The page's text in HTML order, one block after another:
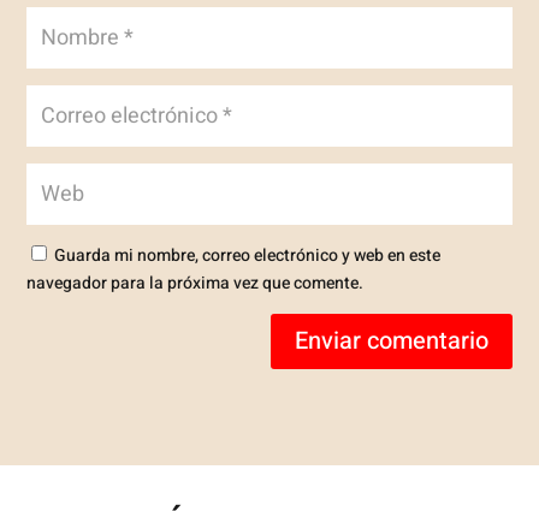
Guarda mi nombre, correo electrónico y web en este
navegador para la próxima vez que comente.
Enviar comentario